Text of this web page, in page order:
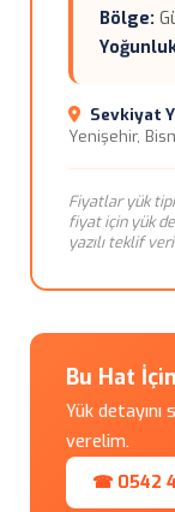
Bölge:
Sevkiyat
Yenişehir,
Fiyatlar yük
fiyat için yük
yazılı teklif
Bu Hat
Yük
verelim.
☎ 0542